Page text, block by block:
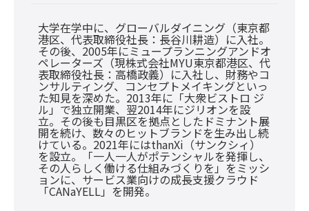
大学在学中に、グローバルダイニング（東京都
港区、代表取締役社長：長谷川耕造）に入社。
その後、2005年にミュープランニングアンドオ
ペレーターズ（現株式会社MYU東京都港区、代
表取締役社長：高橋政義）に入社し、財務やコ
ンサルティング、コンセプトメイキングといっ
た知見を深めた。2013年に「大衆ビストロ ジ
ル」で独立開業、翌2014年にジリオンを設
立。その後も目黒区を拠点としたドミナント展
開を続け、数々のヒットブランドを生み出し続
けている。2021年にはthanXi（サンクシィ）
を設立。「一人一人がポテンシャルを発揮し、
その人らしく働ける仕組みづくりを」をミッシ
ョンに、サービス業向けの成長支援クラウド
「CANaYELL」を開発。